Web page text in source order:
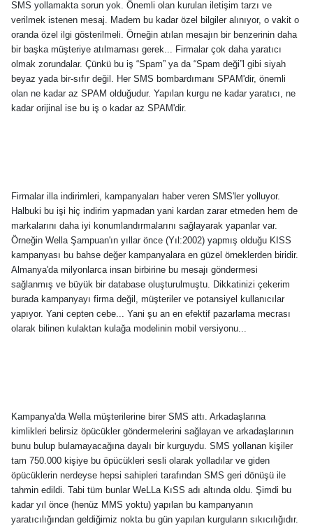
SMS yollamakta sorun yok. Önemli olan kurulan iletişim tarzı ve
verilmek istenen mesaj. Madem bu kadar özel bilgiler alınıyor, o vakit o
oranda özel ilgi gösterilmeli. Örneğin atılan mesajın bir benzerinin daha
bir başka müşteriye atılmaması gerek... Firmalar çok daha yaratıcı
olmak zorundalar. Çünkü bu iş “Spam” ya da “Spam deği”l gibi siyah
beyaz yada bir-sıfır değil. Her SMS bombardımanı SPAM'dir, önemli
olan ne kadar az SPAM olduğudur. Yapılan kurgu ne kadar yaratıcı, ne
kadar orijinal ise bu iş o kadar az SPAM'dir.
Firmalar illa indirimleri, kampanyaları haber veren SMS'ler yolluyor.
Halbuki bu işi hiç indirim yapmadan yani kardan zarar etmeden hem de
markalarını daha iyi konumlandırmalarını sağlayarak yapanlar var.
Örneğin Wella Şampuan'ın yıllar önce (Yıl:2002) yapmış olduğu KISS
kampanyası bu bahse değer kampanyalara en güzel örneklerden biridir.
Almanya'da milyonlarca insan birbirine bu mesajı göndermesi
sağlanmış ve büyük bir database oluşturulmuştu. Dikkatinizi çekerim
burada kampanyayı firma değil, müşteriler ve potansiyel kullanıcılar
yapıyor. Yani cepten cebe... Yani şu an en efektif pazarlama mecrası
olarak bilinen kulaktan kulağa modelinin mobil versiyonu...
Kampanya'da Wella müşterilerine birer SMS attı. Arkadaşlarına
kimlikleri belirsiz öpücükler göndermelerini sağlayan ve arkadaşlarının
bunu bulup bulamayacağına dayalı bir kurguydu. SMS yollanan kişiler
tam 750.000 kişiye bu öpücükleri sesli olarak yolladılar ve giden
öpücüklerin nerdeyse hepsi sahipleri tarafından SMS geri dönüşü ile
tahmin edildi. Tabi tüm bunlar WeLLa KıSS adı altında oldu. Şimdi bu
kadar yıl önce (henüz MMS yoktu) yapılan bu kampanyanın
yaratıcılığından geldiğimiz nokta bu gün yapılan kurguların sıkıcılığıdır.